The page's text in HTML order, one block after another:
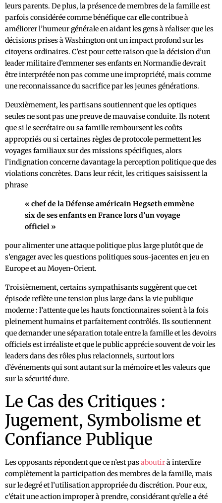
leurs parents. De plus, la présence de membres de la famille est
parfois considérée comme bénéfique car elle contribue à
améliorer l’humeur générale en aidant les gens à réaliser que les
décisions prises à Washington ont un impact profond sur les
citoyens ordinaires. C’est pour cette raison que la décision d’un
leader militaire d’emmener ses enfants en Normandie devrait
être interprétée non pas comme une impropriété, mais comme
une reconnaissance du sacrifice par les jeunes générations.
Deuxièmement, les partisans soutiennent que les optiques
seules ne sont pas une preuve de mauvaise conduite. Ils notent
que si le secrétaire ou sa famille remboursent les coûts
appropriés ou si certaines règles de protocole permettent les
voyages familiaux sur des missions spécifiques, alors
l’indignation concerne davantage la perception politique que des
violations concrètes. Dans leur récit, les critiques saisissent la
phrase
« chef de la Défense américain Hegseth emmène
six de ses enfants en France lors d’un voyage
officiel »
pour alimenter une attaque politique plus large plutôt que de
s’engager avec les questions politiques sous-jacentes en jeu en
Europe et au Moyen-Orient.
Troisièmement, certains sympathisants suggèrent que cet
épisode reflète une tension plus large dans la vie publique
moderne : l’attente que les hauts fonctionnaires soient à la fois
pleinement humains et parfaitement contrôlés. Ils soutiennent
que demander une séparation totale entre la famille et les devoirs
officiels est irréaliste et que le public apprécie souvent de voir les
leaders dans des rôles plus relacionnels, surtout lors
d’événements qui sont autant sur la mémoire et les valeurs que
sur la sécurité dure.
Le Cas des Critiques :
Jugement, Symbolisme et
Confiance Publique
Les opposants répondent que ce n’est pasaboutirà interdire
complètement la participation des membres de la famille, mais
sur le degré et l’utilisation appropriée du discrétion. Pour eux,
c’était une action improper à prendre, considérant qu’elle a été